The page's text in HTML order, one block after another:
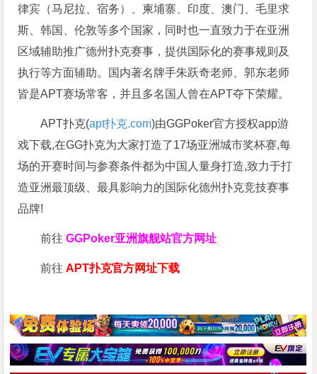
律宾（马尼拉、宿务）、柬埔寨、印度、澳门、毛里求
斯、韩国、伦敦等多个国家，同时也一直致力于在亚洲
区域辅助推广德州扑克赛事，提供国际化的赛事规则及
执行等方面辅助。国内著名牌手朱跃奇老师、郭东老师
皆是APT赛场常客，并且多名国人曾在APT夺下荣耀。
APT扑克(apt扑克.com)由GGPoker官方授权app游
戏下载,在GG扑克为大家打造了17场亚洲城市奖杯赛,每
场的开赛时间与参赛条件都为中国人量身打造,致力于打
造亚洲最顶级、最具影响力的国际化德州扑克竞技赛事
品牌!
前往GGPoker亚洲旗舰站官方网址
前往 APT扑克官方网址下载